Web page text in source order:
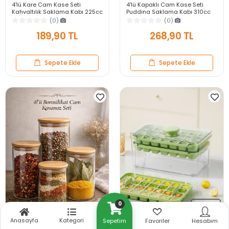
4'lü Kare Cam Kase Seti
Kahvaltılık Saklama Kabı 225cc
Mutfak Çerezlik Sosluk Cam
(0)
189,90 TL
Sepete Ekle
4'lü Kapaklı Cam Kase Seti
Pudding Saklama Kabı 310cc
Kahvaltılık Organizer Piknik Seti
(0)
268,90 TL
Sepete Ekle
0
Sepetim
Anasayfa Kategori Favoriler Hesabım